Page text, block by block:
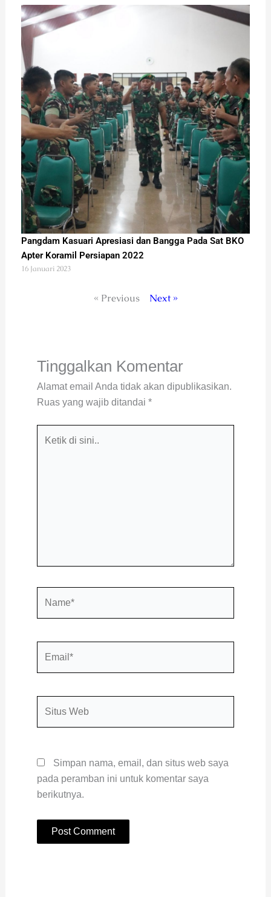
Pangdam Kasuari Apresiasi dan Bangga Pada Sat BKO
Apter Koramil Persiapan 2022
16 Januari 2023
« Previous Next »
Tinggalkan Komentar
Alamat email Anda tidak akan dipublikasikan.
Ruas yang wajib ditandai *
Simpan nama, email, dan situs web saya
pada peramban ini untuk komentar saya
berikutnya.